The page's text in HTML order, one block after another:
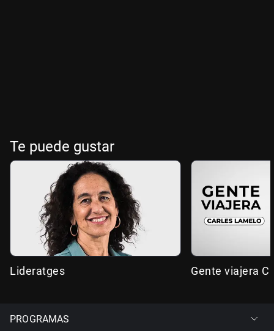
Te puede gustar
Lideratges Gente viajera
PROGRAMAS